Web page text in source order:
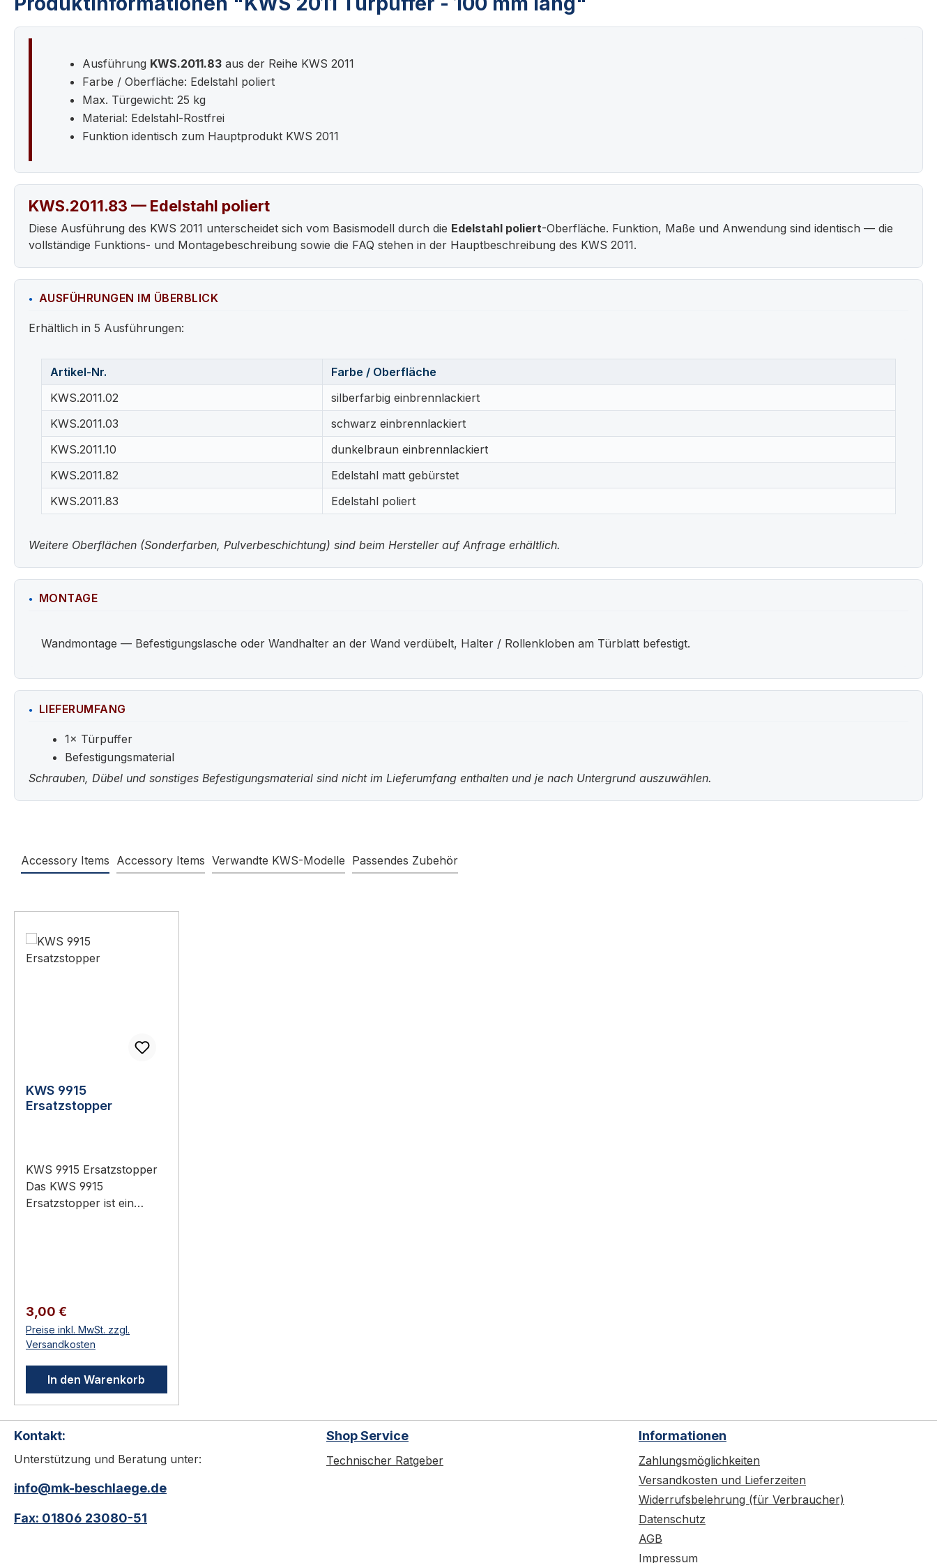
Ausführung KWS.2011.83 aus der Reihe KWS 2011
Farbe / Oberfläche: Edelstahl poliert
Max. Türgewicht: 25 kg
Material: Edelstahl-Rostfrei
Funktion identisch zum Hauptprodukt KWS 2011
KWS.2011.83 — Edelstahl poliert
Diese Ausführung des KWS 2011 unterscheidet sich vom Basismodell durch die Edelstahl poliert-Oberfläche. Funktion, Maße und Anwendung sind identisch — die
vollständige Funktions- und Montagebeschreibung sowie die FAQ stehen in der Hauptbeschreibung des KWS 2011.
AUSFÜHRUNGEN IM ÜBERBLICK
Erhältlich in 5 Ausführungen:
Artikel-Nr.
Farbe / Oberfläche
KWS.2011.02
silberfarbig einbrennlackiert
KWS.2011.03
schwarz einbrennlackiert
KWS.2011.10
dunkelbraun einbrennlackiert
KWS.2011.82
Edelstahl matt gebürstet
KWS.2011.83
Edelstahl poliert
Weitere Oberflächen (Sonderfarben, Pulverbeschichtung) sind beim Hersteller auf Anfrage erhältlich.
MONTAGE
Wandmontage — Befestigungslasche oder Wandhalter an der Wand verdübelt, Halter / Rollenkloben am Türblatt befestigt.
LIEFERUMFANG
1× Türpuffer
Befestigungsmaterial
Schrauben, Dübel und sonstiges Befestigungsmaterial sind nicht im Lieferumfang enthalten und je nach Untergrund auszuwählen.
Accessory Items Accessory Items Verwandte KWS-Modelle Passendes Zubehör
KWS 9915
Ersatzstopper
KWS 9915 Ersatzstopper
Das KWS 9915
Ersatzstopper ist ein
Privat-, Gewerbe- und
öffentlichen Bauten.
Original-Zubehör /
Verbrauchsmaterial für
KWS-Beschläge Direkt
vom Hersteller —
passgenau Zur
Erweiterung, Anpassung
oder Reparatur KWS 9915
Zubehörteile aus dem
Unterlagen zur
Regulärer Preis:
3,00 €
Preise inkl. MwSt. zzgl.
Versandkosten
In den Warenkorb
Kontakt:
Unterstützung und Beratung unter:
info@mk-beschlaege.de
Fax: 01806 23080-51
Shop Service
Technischer Ratgeber
Informationen
Zahlungsmöglichkeiten
Versandkosten und Lieferzeiten
Widerrufsbelehrung (für Verbraucher)
Datenschutz
AGB
Impressum